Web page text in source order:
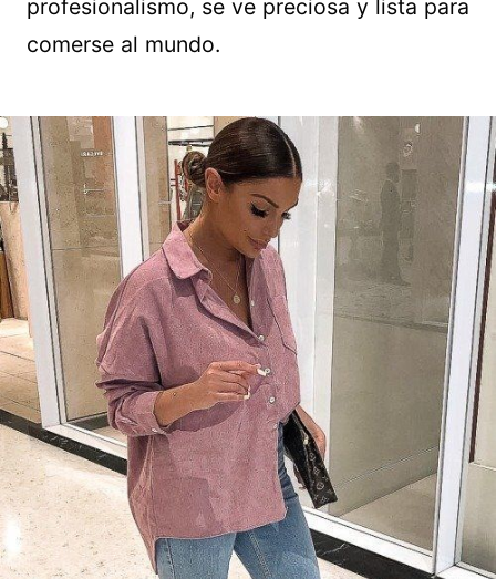
profesionalismo, se ve preciosa y lista para
comerse al mundo.